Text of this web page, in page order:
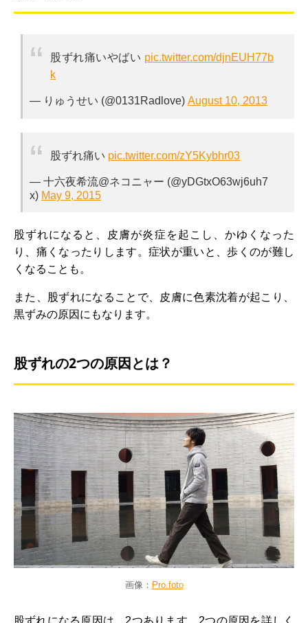
股ずれ痛いやばい pic.twitter.com/djnEUH77b
k
— りゅうせい (@0131Radlove) August 10, 2013
股ずれ痛い pic.twitter.com/zY5Kybhr03
— 十六夜希流@ネコニャー (@yDGtxO63wj6uh7
x) May 9, 2015
股ずれになると、皮膚が炎症を起こし、かゆくなった
り、痛くなったりします。症状が重いと、歩くのが難し
くなることも。
また、股ずれになることで、皮膚に色素沈着が起こり、
黒ずみの原因にもなります。
股ずれの2つの原因とは？
画像： Pro.foto
股ずれになる原因は、2つあります。2つの原因を詳しく